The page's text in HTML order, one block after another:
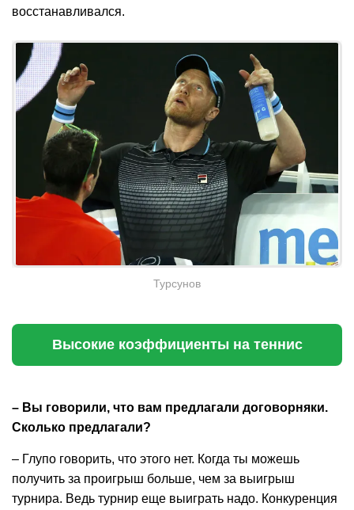
восстанавливался.
Турсунов
Высокие коэффициенты на теннис
– Вы говорили, что вам предлагали договорняки.
Сколько предлагали?
– Глупо говорить, что этого нет. Когда ты можешь
получить за проигрыш больше, чем за выигрыш
турнира. Ведь турнир еще выиграть надо. Конкуренция